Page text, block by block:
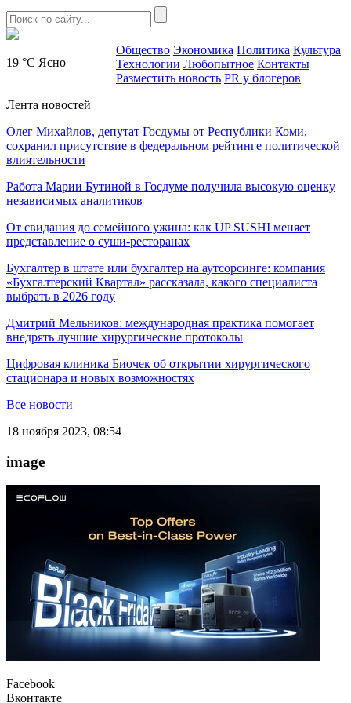
19 °C Ясно
Общество Экономика Политика Культура
Технологии Любопытное Контакты
Разместить новость PR у блогеров
Лента новостей
Олег Михайлов, депутат Госдумы от Республики Коми,
сохранил присутствие в федеральном рейтинге политической
влиятельности
Работа Марии Бутиной в Госдуме получила высокую оценку
независимых аналитиков
От свидания до семейного ужина: как UP SUSHI меняет
представление о суши-ресторанах
Бухгалтер в штате или бухгалтер на аутсорсинге: компания
«Бухгалтерский Квартал» рассказала, какого специалиста
выбрать в 2026 году
Дмитрий Мельников: международная практика помогает
внедрять лучшие хирургические протоколы
Цифровая клиника Биочек об открытии хирургического
стационара и новых возможностях
Все новости
18 ноября 2023, 08:54
image
Facebook
Вконтакте